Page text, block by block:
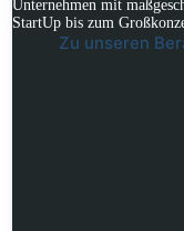
Unternehmen mit
StartUp bis zum
Zu unseren